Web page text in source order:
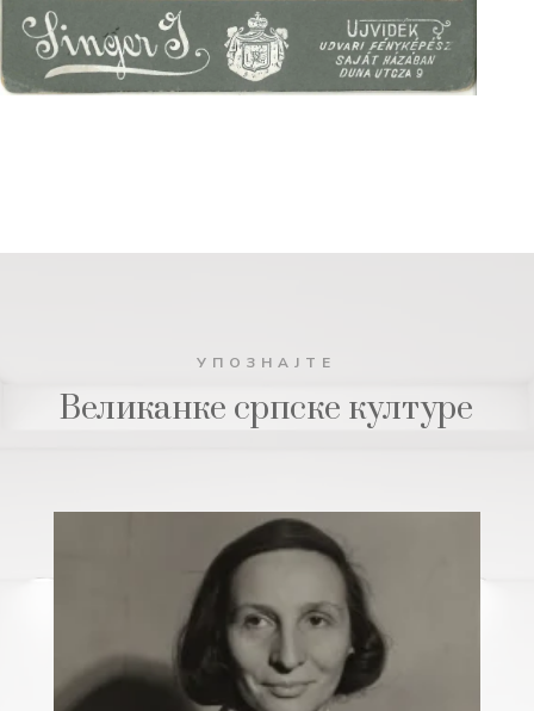
УПОЗНАЈТЕ
Великанке српске културе